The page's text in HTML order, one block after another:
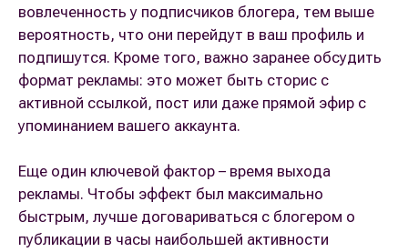
вовлеченность у подписчиков блогера, тем выше
вероятность, что они перейдут в ваш профиль и
подпишутся. Кроме того, важно заранее обсудить
формат рекламы: это может быть сторис с
активной ссылкой, пост или даже прямой эфир с
упоминанием вашего аккаунта.
Еще один ключевой фактор – время выхода
рекламы. Чтобы эффект был максимально
быстрым, лучше договариваться с блогером о
публикации в часы наибольшей активности